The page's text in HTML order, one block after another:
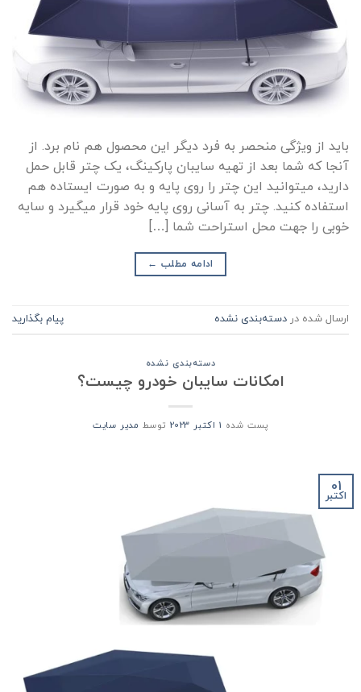
باید از ویژگی منحصر به فرد دیگر این محصول هم نام برد. از
آنجا که شما بعد از تهیه سایبان پارکینگ، یک چتر قابل حمل
دارید، میتوانید این چتر را روی پایه و به صورت ایستاده هم
استفاده کنید. چتر به آسانی روی پایه خود قرار میگیرد و سایه
خوبی را جهت محل استراحت شما […]
ادامه مطلب ←
ارسال شده در دسته‌بندی نشده پیام بگذارید
دسته‌بندی نشده
امکانات سایبان خودرو چیست؟
پست شده 1 اکتبر 2023 توسط مدیر سایت
01
اکتبر